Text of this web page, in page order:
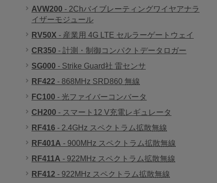
AVW200 - 2Chバイブレーティングワイヤアナラ
イザーモジュール
RV50X - 産業用 4G LTE セルラーゲートウェイ
CR350 - 計測・制御コンパクトデータロガー
SG000 - Strike Guard社 雷センサ
RF422 - 868MHz SRD860 無線
FC100 - 光ファイバーコンバータ
CH200 - スマート12 V充電レギュレータ
RF416 - 2.4GHz スペクトラム拡散無線
RF401A - 900MHz スペクトラム拡散無線
RF411A - 922MHz スペクトラム拡散無線
RF412 - 922MHz スペクトラム拡散無線